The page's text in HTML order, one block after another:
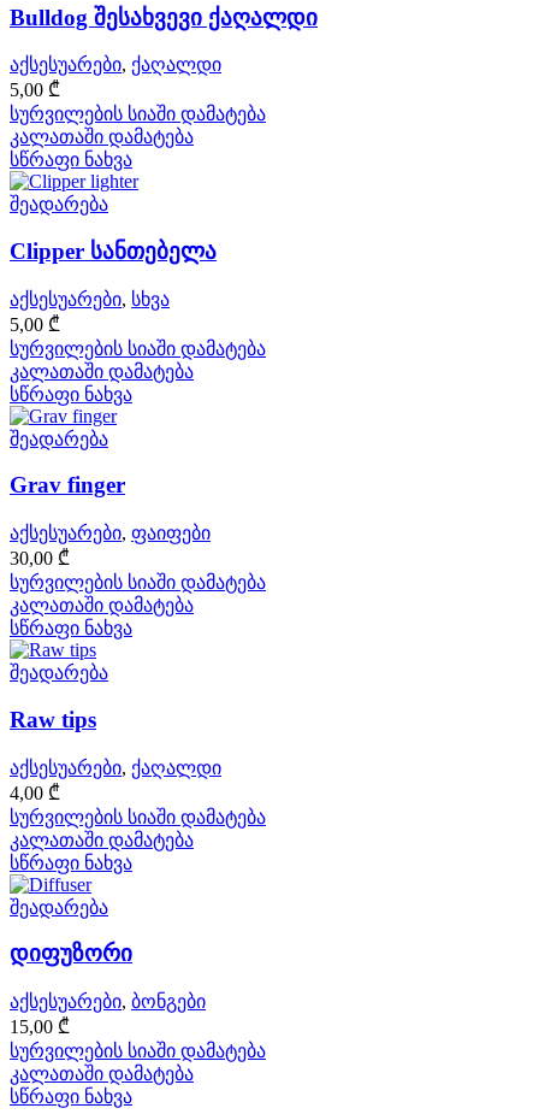
Bulldog შესახვევი ქაღალდი
აქსესუარები, ქაღალდი
5,00 ₾
სურვილების სიაში დამატება
კალათაში დამატება
სწრაფი ნახვა
შეადარება
Clipper სანთებელა
აქსესუარები, სხვა
5,00 ₾
სურვილების სიაში დამატება
კალათაში დამატება
სწრაფი ნახვა
შეადარება
Grav finger
აქსესუარები, ფაიფები
30,00 ₾
სურვილების სიაში დამატება
კალათაში დამატება
სწრაფი ნახვა
შეადარება
Raw tips
აქსესუარები, ქაღალდი
4,00 ₾
სურვილების სიაში დამატება
კალათაში დამატება
სწრაფი ნახვა
შეადარება
დიფუზორი
აქსესუარები, ბონგები
15,00 ₾
სურვილების სიაში დამატება
კალათაში დამატება
სწრაფი ნახვა